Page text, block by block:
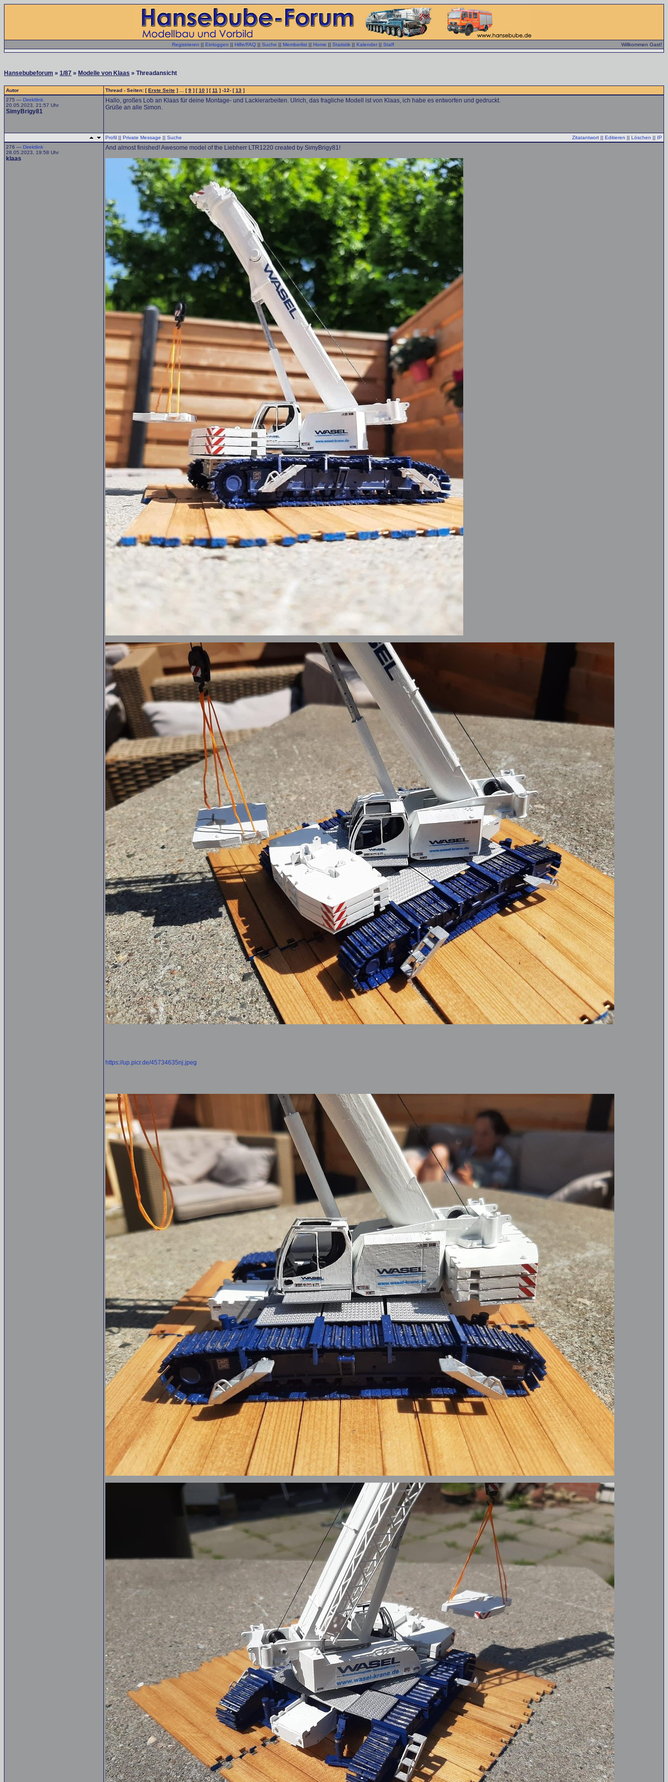
Registrieren || Einloggen || Hilfe/FAQ || Suche || Memberlist || Home || Statistik || Kalender || Staff Willkommen Gast!
Hansebubeforum » 1/87 » Modelle von Klaas » Threadansicht
Autor Thread - Seiten: [Erste Seite ] ... [9 ] [10 ] [11 ] -12- [13 ]
275 — Direktlink
20.05.2023, 21:57 Uhr
SimyBrigy81
Hallo, großes Lob an Klaas für deine Montage- und Lackierarbeiten. Ulrich, das fragliche Modell ist von Klaas, ich habe es entworfen und gedruckt.
Grüße an alle Simon.
Profil || Private Message || Suche Zitatantwort || Editieren || Löschen || IP
276 — Direktlink
28.05.2023, 19:58 Uhr
klaas
And almost finished! Awesome model of the Liebherr LTR1220 created by SimyBrigy81!
https://up.picr.de/45734635nj.jpeg